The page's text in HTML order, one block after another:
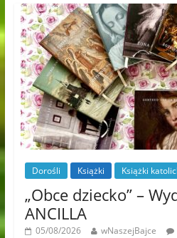
Dorośli Książki Książki
„Obce dziecko” –
ANCILLA
05/08/2026 wNaszejBajce